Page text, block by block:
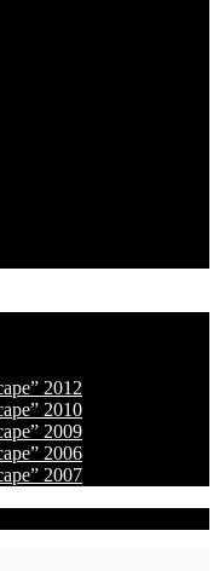
2012
2010
2009
2006
2007